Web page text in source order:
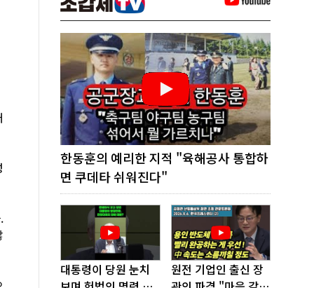
한동훈의 예리한 지적 "육해공사 통합하
면 쿠데타 쉬워진다"
대통령이 당원 눈치
원전 기업인 출신 장